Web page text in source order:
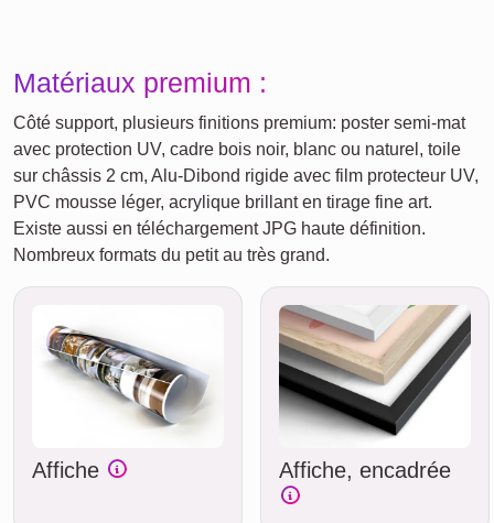
Matériaux premium :
Côté support, plusieurs finitions premium: poster semi-mat
avec protection UV, cadre bois noir, blanc ou naturel, toile
sur châssis 2 cm, Alu-Dibond rigide avec film protecteur UV,
PVC mousse léger, acrylique brillant en tirage fine art.
Existe aussi en téléchargement JPG haute définition.
Nombreux formats du petit au très grand.
Affiche Affiche, encadrée